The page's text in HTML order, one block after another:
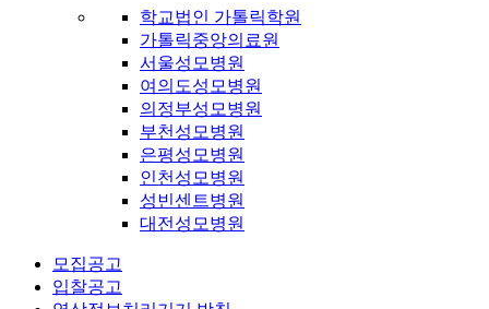
학교법인 가톨릭학원
가톨릭중앙의료원
서울성모병원
여의도성모병원
의정부성모병원
부천성모병원
은평성모병원
인천성모병원
성빈센트병원
대전성모병원
모집공고
입찰공고